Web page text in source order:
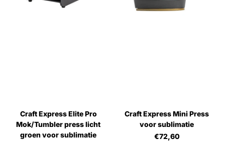
Craft Express Elite Pro
Mok/Tumbler press licht
groen voor sublimatie
Craft Express Mini Press
voor sublimatie
€72,60